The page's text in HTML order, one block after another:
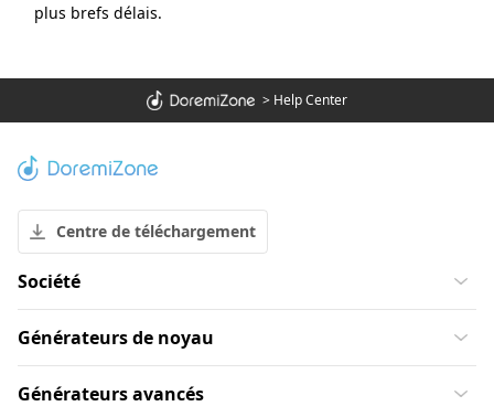
plus brefs délais.
> Help Center
Centre de téléchargement
Société
Générateurs de noyau
Générateurs avancés